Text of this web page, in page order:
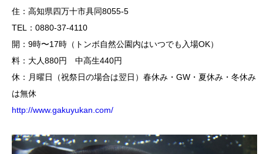
住：高知県四万十市具同8055-5
TEL：0880-37-4110
開：9時〜17時（トンボ自然公園内はいつでも入場OK）
料：大人880円 中高生440円
休：月曜日（祝祭日の場合は翌日）春休み・GW・夏休み・冬休み
は無休
http://www.gakuyukan.com/